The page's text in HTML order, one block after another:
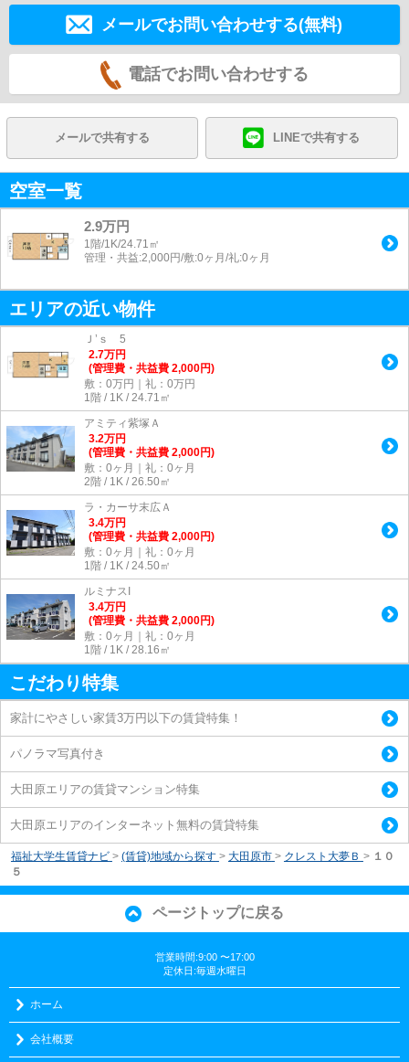
メールでお問い合わせする(無料)
電話でお問い合わせする
メールで共有する LINEで共有する
空室一覧
2.9万円
1階/1K/24.71㎡
管理・共益:2,000円/敷:0ヶ月/礼:0ヶ月
エリアの近い物件
Ｊ’ｓ 5
2.7万円
(管理費・共益費 2,000円)
敷：0万円｜礼：0万円
1階 / 1K / 24.71㎡
アミティ紫塚Ａ
3.2万円
(管理費・共益費 2,000円)
敷：0ヶ月｜礼：0ヶ月
2階 / 1K / 26.50㎡
ラ・カーサ末広Ａ
3.4万円
(管理費・共益費 2,000円)
敷：0ヶ月｜礼：0ヶ月
1階 / 1K / 24.50㎡
ルミナスI
3.4万円
(管理費・共益費 2,000円)
敷：0ヶ月｜礼：0ヶ月
1階 / 1K / 28.16㎡
こだわり特集
家計にやさしい家賃3万円以下の賃貸特集！
パノラマ写真付き
大田原エリアの賃貸マンション特集
大田原エリアのインターネット無料の賃貸特集
福祉大学生賃貸ナビ > (賃貸)地域から探す > 大田原市 > クレスト大夢Ｂ > １０
５
ページトップに戻る
営業時間:9:00 〜17:00
定休日:毎週水曜日
ホーム
会社概要